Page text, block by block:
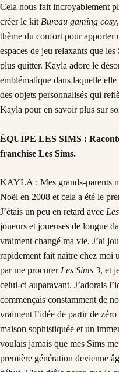
Cela nous fait incroyablement
créer le kit Bureau gaming cosy
thème du confort pour apporter
espaces de jeu relaxants que
plus quitter. Kayla adore le
emblématique dans laquelle
des objets personnalisés qui
Kayla pour en savoir plus sur
ÉQUIPE LES SIMS :
franchise Les Sims.
KAYLA : Mes grands-parents
Noël en 2008 et cela a été le
J’étais un peu en retard avec
joueurs et joueuses de longue
vraiment changé ma vie. J’ai
rapidement fait naître chez moi
par me procurer Les Sims 3, et
celui-ci auparavant. J’adorais
commençais constamment de
vraiment l’idée de partir de
maison sophistiquée et un
voulais jamais que mes Sims
première génération devienne